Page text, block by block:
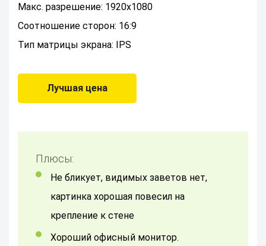
Макс. разрешение: 1920x1080
Соотношение сторон: 16:9
Тип матрицы экрана: IPS
Лучшая цена
Плюсы:
не бликует, видимых заветов нет,
картинка хорошая повесил на
крепление к стене
хороший офисный монитор.